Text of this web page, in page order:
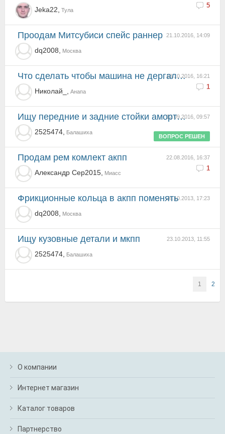
5
Jeka22, Тула
21.10.2016, 14:09
Проодам Митсубиси спейс раннер
dq2008, Москва
18.10.2016, 16:21
1
что сделать чтобы машина не дергалась?
Николай_, Анапа
12.09.2016, 09:57
Ищу передние и задние стойки амортизатора, задние тяги
2525474, Балашиха
ВОПРОС РЕШЕН
22.08.2016, 16:37
1
Продам рем комлект акпп
Александр Сер2015, Миасс
26.10.2013, 17:23
фрикционные кольца в акпп поменять
dq2008, Москва
23.10.2013, 11:55
Ищу кузовные детали и мкпп
2525474, Балашиха
1 2
О компании
Интернет магазин
Каталог товаров
Партнерство